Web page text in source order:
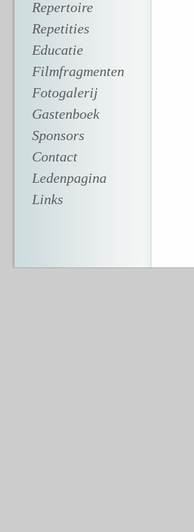
Repertoire
Repetities
Educatie
Filmfragmenten
Fotogalerij
Gastenboek
Sponsors
Contact
Ledenpagina
Links